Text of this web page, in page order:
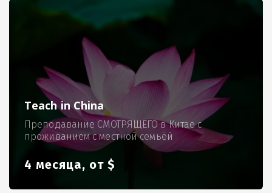
Teach in China
Преподавание СМОТРЯЩЕГО в Китае с
проживанием с местной семьёй
4 месяца, от $